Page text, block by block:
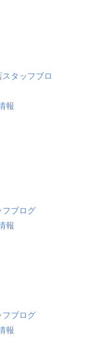
タッフブロ
報
フブログ
報
フブログ
報